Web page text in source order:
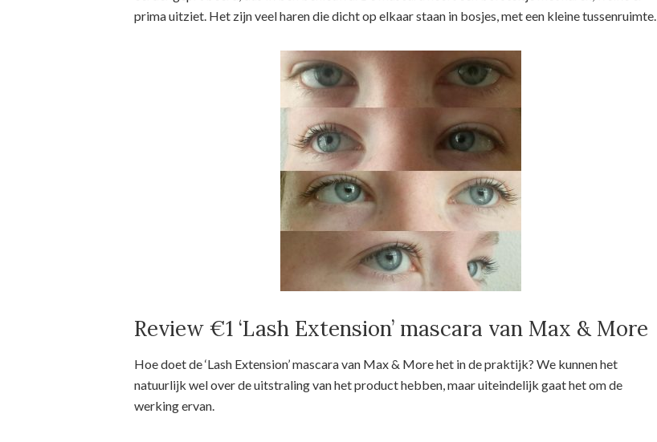
prima uitziet. Het zijn veel haren die dicht op elkaar staan in bosjes, met een kleine tussenruimte.
Review €1 ‘Lash Extension’ mascara van Max & More
Hoe doet de ‘Lash Extension’ mascara van Max & More het in de praktijk? We kunnen het
natuurlijk wel over de uitstraling van het product hebben, maar uiteindelijk gaat het om de
werking ervan.